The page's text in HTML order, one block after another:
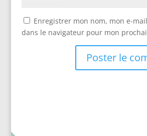
Enregistrer mon nom, mon e-
dans le navigateur pour mon